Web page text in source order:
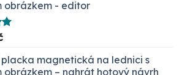
obrázkem - editor
magnetická na lednici s
obrázkem – nahrát hotový návrh